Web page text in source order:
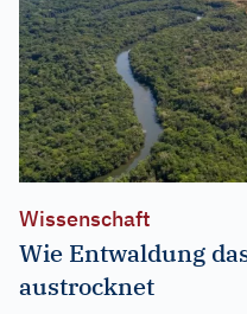
Wissenschaft
Wie Entwaldung
austrocknet